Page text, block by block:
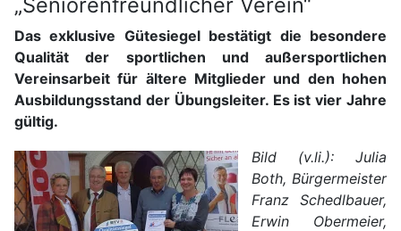
Das exklusive Gütesiegel bestätigt die besondere
Qualität der sportlichen und außersportlichen
Vereinsarbeit für ältere Mitglieder und den hohen
Ausbildungsstand der Übungsleiter. Es ist vier Jahre
gültig.
Bild (v.li.): Julia
Both, Bürgermeister
Franz Schedlbauer,
Erwin Obermeier,